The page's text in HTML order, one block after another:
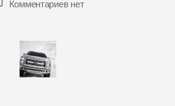
Комментариев нет